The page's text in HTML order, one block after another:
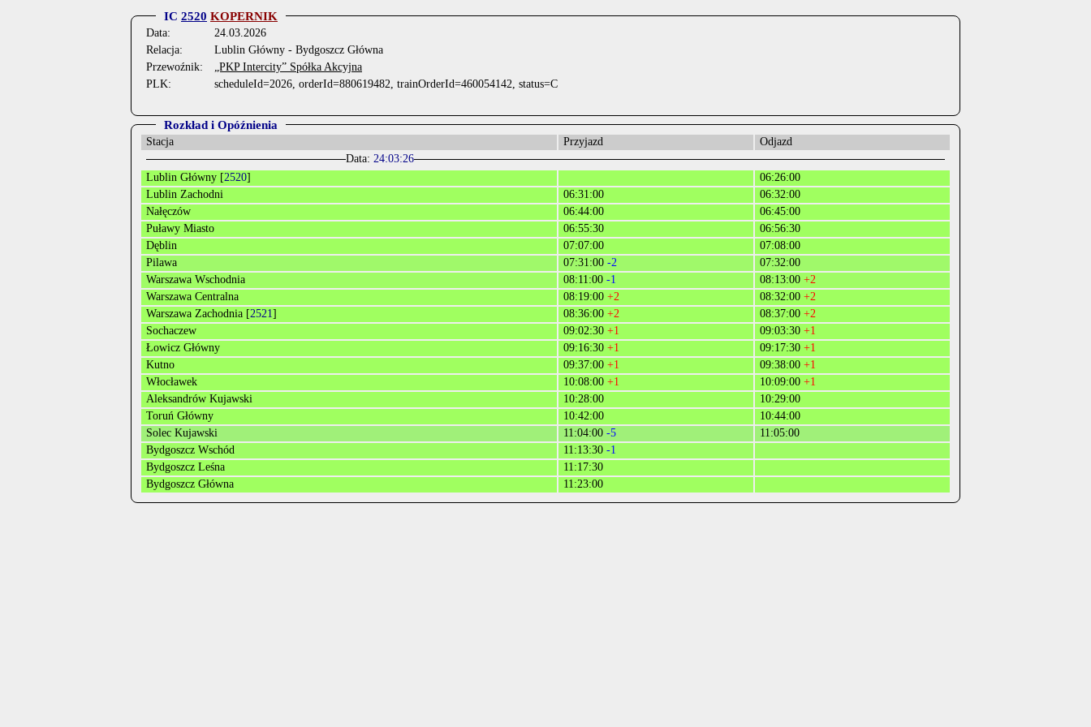
IC 2520 KOPERNIK
Data:
24.03.2026
Relacja:
Lublin Główny - Bydgoszcz Główna
Przewoźnik:
„PKP Intercity” Spółka Akcyjna
PLK:
scheduleId=2026, orderId=880619482, trainOrderId=460054142, status=C
Rozkład i Opóźnienia
Stacja Przyjazd
Odjazd
Data: 24:03:26
Lublin Główny [2520]
06:26:00
Lublin Zachodni
06:31:00
06:32:00
Nałęczów
06:44:00
06:45:00
Puławy Miasto
06:55:30
06:56:30
Dęblin
07:07:00
07:08:00
Pilawa
07:31:00 -2
07:32:00
Warszawa Wschodnia
08:11:00 -1 08:13:00 +2
Warszawa Centralna
08:19:00 +2 08:32:00 +2
Warszawa Zachodnia [2521] 08:36:00 +2 08:37:00 +2
Sochaczew
09:02:30 +1 09:03:30 +1
Łowicz Główny
09:16:30 +1 09:17:30 +1
Kutno
09:37:00 +1 09:38:00 +1
Włocławek
10:08:00 +1 10:09:00 +1
Aleksandrów Kujawski
10:28:00
10:29:00
Toruń Główny
10:42:00
10:44:00
Solec Kujawski
11:04:00 -5
11:05:00
Bydgoszcz Wschód
11:13:30 -1
Bydgoszcz Leśna
11:17:30
Bydgoszcz Główna
11:23:00